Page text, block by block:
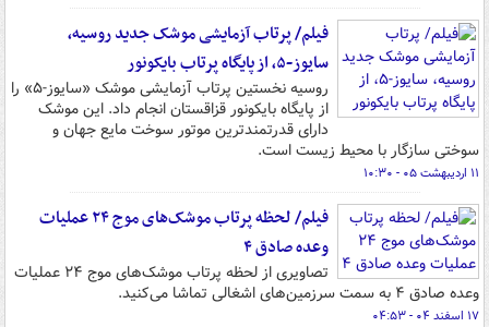
فیلم/ پرتاب آزمایشی موشک جدید روسیه،
سایوز-۵، از پایگاه پرتاب بایکونور
روسیه نخستین پرتاب آزمایشی موشک «سایوز-۵» را
از پایگاه بایکونور قزاقستان انجام داد. این موشک
دارای قدرتمندترین موتور سوخت مایع جهان و
سوختی سازگار با محیط زیست است.
۱۱ اردیبهشت ۰۵ - ۱۰:۳۰
فیلم/ لحظه پرتاب موشک‌های موج ۲۴ عملیات
وعده صادق ۴
تصاویری از لحظه پرتاب موشک‌های موج ۲۴ عملیات
وعده صادق ۴ به سمت سرزمین‌های اشغالی تماشا می‌کنید.
۱۷ اسفند ۰۴ - ۰۴:۵۳